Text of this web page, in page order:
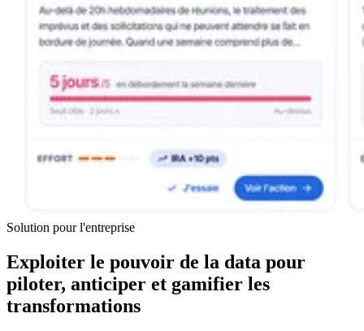
Solution pour l'entreprise
Exploiter le pouvoir de la data pour
piloter, anticiper et gamifier les
transformations